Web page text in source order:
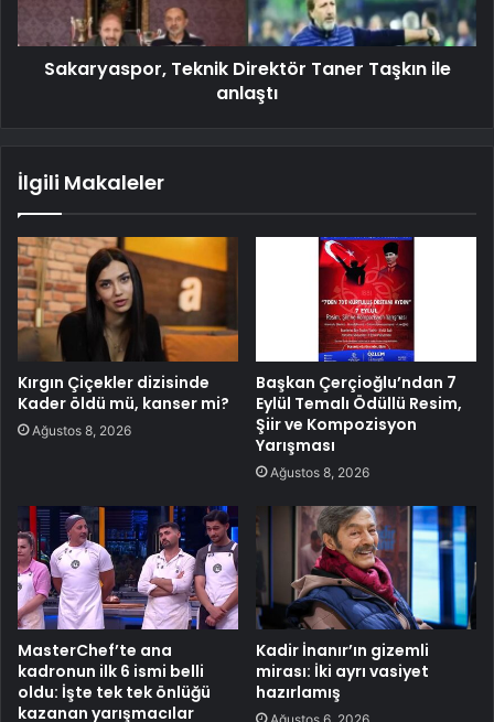
Sakaryaspor, Teknik Direktör Taner Taşkın ile
anlaştı
İlgili Makaleler
Kırgın Çiçekler dizisinde
Kader öldü mü, kanser mi?
Ağustos 8, 2026
Başkan Çerçioğlu’ndan 7
Eylül Temalı Ödüllü Resim,
Şiir ve Kompozisyon
Yarışması
Ağustos 8, 2026
MasterChef’te ana
kadronun ilk 6 ismi belli
oldu: İşte tek tek önlüğü
kazanan yarışmacılar
Kadir İnanır’ın gizemli
mirası: İki ayrı vasiyet
hazırlamış